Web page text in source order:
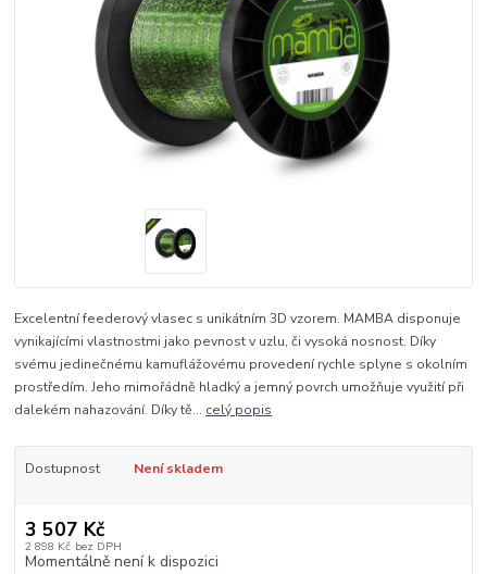
Excelentní feederový vlasec s unikátním 3D vzorem. MAMBA disponuje
vynikajícími vlastnostmi jako pevnost v uzlu, či vysoká nosnost. Díky
svému jedinečnému kamuflážovému provedení rychle splyne s okolním
prostředím. Jeho mimořádně hladký a jemný povrch umožňuje využití při
dalekém nahazování. Díky tě... celý popis
Dostupnost Není skladem
3 507 Kč
2 898 Kč bez DPH
Momentálně není k dispozici